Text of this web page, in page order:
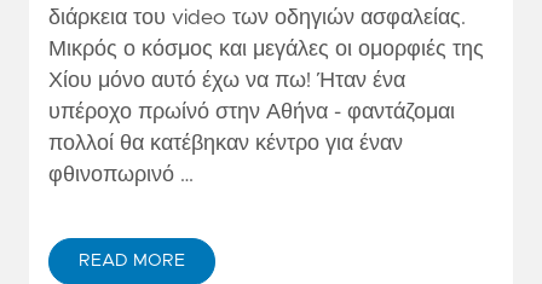
διάρκεια του video των οδηγιών ασφαλείας.
Μικρός ο κόσμος και μεγάλες οι ομορφιές της
Χίου μόνο αυτό έχω να πω! Ήταν ένα
υπέροχο πρωίνό στην Αθήνα - φαντάζομαι
πολλοί θα κατέβηκαν κέντρο για έναν
φθινοπωρινό …
READ MORE